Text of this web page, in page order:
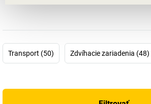
how a motivácie jej zamestnancov. Ich
iného aj k vyznamenaniu „Best of German
Transport (50) Zdvíhacie zariadenia (48)